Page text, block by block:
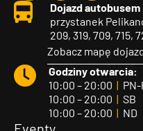
FacebookInstagramYouTube
Dojazd autobusem
przystanek
209, 319, 709, 715,
Zobacz mapę
Godziny otwarcia:
10:00 – 20:00 | PN-
10:00 – 20:00 | SB
10:00 – 20:00 | ND